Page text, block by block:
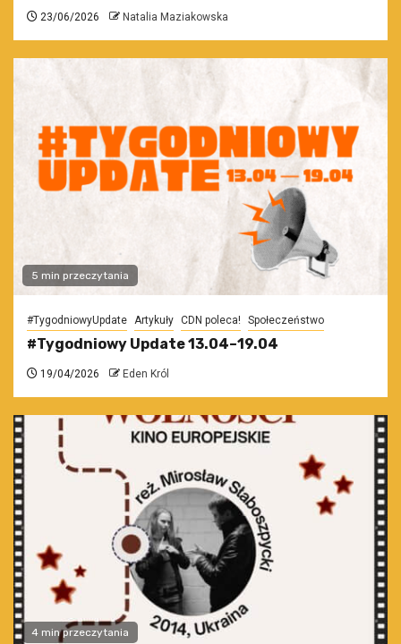
23/06/2026 Natalia Maziakowska
5 min przeczytania
#TygodniowyUpdate Artykuły CDN poleca! Społeczeństwo
#Tygodniowy Update 13.04–19.04
19/04/2026 Eden Król
4 min przeczytania